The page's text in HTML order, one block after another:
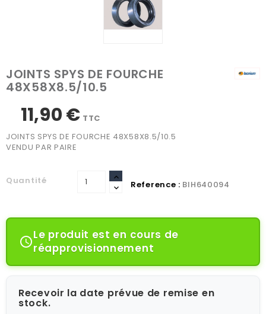
JOINTS SPYS DE FOURCHE
48X58X8.5/10.5
11,90 € TTC
JOINTS SPYS DE FOURCHE 48X58X8.5/10.5
VENDU PAR PAIRE
Quantité Reference : BIH640094
Le produit est en cours de
réapprovisionnement
Recevoir la date prévue de remise en
stock.